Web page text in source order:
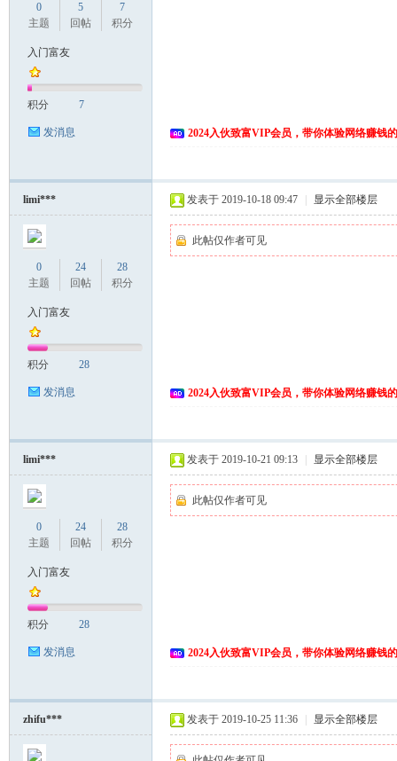
0
主题
5
回帖
7
积分
入门富友
积分 7
发消息 2024入伙致富VIP会员，带你体验网络赚钱
limi***
0
主题
24
回帖
28
积分
入门富友
积分 28
发消息
发表于 2019-10-18 09:47 显示全部楼层
此帖仅作者可见
2024入伙致富VIP会员，带你体验网络赚钱
limi***
0
主题
24
回帖
28
积分
入门富友
积分 28
发消息
发表于 2019-10-21 09:13 显示全部楼层
此帖仅作者可见
2024入伙致富VIP会员，带你体验网络赚钱
zhifu*** 发表于 2019-10-25 11:36 显示全部楼层